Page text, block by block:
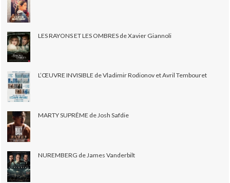
LES RAYONS ET LES OMBRES de Xavier Giannoli
L’ŒUVRE INVISIBLE de Vladimir Rodionov et Avril Tembouret
MARTY SUPRÊME de Josh Safdie
NUREMBERG de James Vanderbilt